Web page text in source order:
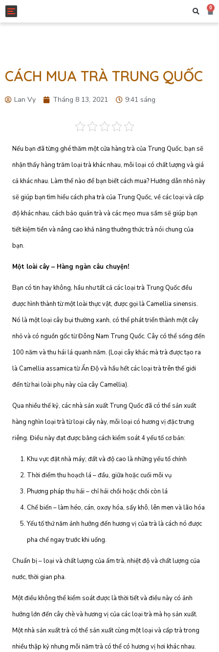
Toggle navigation 0
CÁCH MUA TRÀ TRUNG QUỐC
Lan Vy Tháng 8 13, 2021 9:41 sáng
Nếu bạn đã từng ghé thăm một cửa hàng trà của Trung Quốc, bạn sẽ
nhận thấy hàng trăm loại trà khác nhau, mỗi loại có chất lượng và giá
cả khác nhau. Làm thế nào để bạn biết cách mua? Hướng dẫn nhỏ này
sẽ giúp bạn tìm hiểu cách pha trà của Trung Quốc, về các loại và cấp
độ khác nhau, cách bảo quản trà và các mẹo mua sắm sẽ giúp bạn
tiết kiệm tiền và nâng cao khả năng thưởng thức trà nói chung của
bạn.
Một loài cây – Hàng ngàn câu chuyện!
Bạn có tin hay không, hầu như tất cả các loại trà Trung Quốc đều
được hình thành từ một loài thực vật, được gọi là Camellia sinensis.
Nó là một loại cây bụi thường xanh, có thể phát triển thành một cây
nhỏ và có nguồn gốc từ Đông Nam Trung Quốc. Cây có thể sống đến
100 năm và thu hái lá quanh năm. (Loại cây khác mà trà được tạo ra
là Camellia assamica từ Ấn Độ và hầu hết các loại trà trên thế giới
đến từ hai loài phụ này của cây Camellia).
Qua nhiều thế kỷ, các nhà sản xuất Trung Quốc đã có thể sản xuất
hàng nghìn loại trà từ loại cây này, mỗi loại có hương vị đặc trưng
riêng. Điều này đạt được bằng cách kiểm soát 4 yếu tố cơ bản:
Khu vực đặt nhà máy; đất và độ cao là những yếu tố chính
Thời điểm thu hoạch lá – đầu, giữa hoặc cuối mỗi vụ
Phương pháp thu hái – chỉ hái chồi hoặc chồi còn lá
Chế biến – làm héo, cán, oxơy hóa, sấy khô, lên men và lão hóa
Yếu tố thứ năm ảnh hưởng đến hương vị của trà là cách nó được
pha chế ngay trước khi uống.
Chuẩn bị – loại và chất lượng của ấm trà, nhiệt độ và chất lượng của
nước, thời gian pha.
Một điều không thể kiểm soát được là thời tiết và điều này có ảnh
hưởng lớn đến cây chè và hương vị của các loại trà mà họ sản xuất.
Một nhà sản xuất trà có thể sản xuất cùng một loại và cấp trà trong
nhiều thập kỷ nhưng mỗi năm trà có thể có hương vị hơi khác nhau.